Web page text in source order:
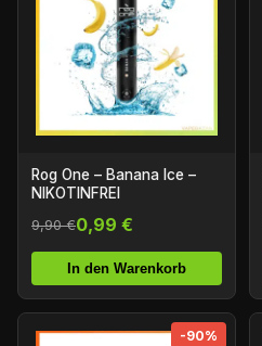
Rog One – Banana Ice –
NIKOTINFREI
9,90 €0,99 €
In den Warenkorb
-90%